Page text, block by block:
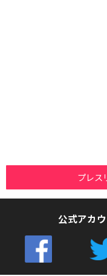
プレス
公式アカ